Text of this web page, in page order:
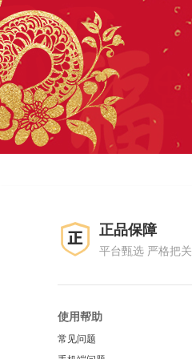
正品保障
平台甄选 严格把关
使用帮助
常见问题